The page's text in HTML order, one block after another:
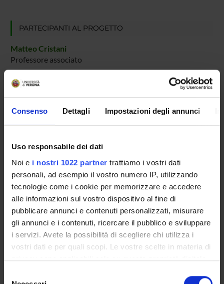
Consenso Dettagli Impostazioni degli annunci
Uso responsabile dei dati
Noi e i nostri 1022 partner trattiamo i vostri dati
personali, ad esempio il vostro numero IP, utilizzando
tecnologie come i cookie per memorizzare e accedere
alle informazioni sul vostro dispositivo al fine di
pubblicare annunci e contenuti personalizzati, misurare
gli annunci e i contenuti, ricercare il pubblico e sviluppare
i servizi. Avete la possibilità di scegliere chi utilizza i
vostri dati e per quali scopi. Le vostre scelte in materia di
privacy sono applicabili solo su questa proprietà digitale
PARTECIPANTI AL PROGETTO
Matteo Cristani
Professore associato
AREE DI RICERCA COINVOLTE DAL PROGETTO
Sicurezza informatica
Formal methods and theory of security
ATTIVITÀ
AREE DI RICERCA
GRUPPI DI RICERCA
DOTTORATI DI RICERCA